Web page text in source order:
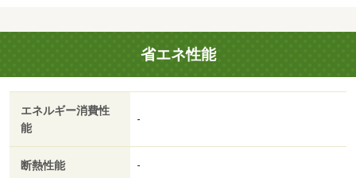
レンジ・電気コンロ・テーブル・カーテンなどが揃ってい
るので身軽にご入居が可能で意外と高くついてしまう引越
費用も軽減できます…・バイク置場：有・駐輪場：有
省エネ性能
エネルギー消費性
能
-
断熱性能 -